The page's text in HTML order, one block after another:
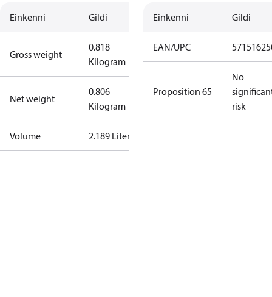
Einkenni Gildi
Gross weight
0.818
Kilogram
Net weight
0.806
Kilogram
Volume 2.189 Liter
Einkenni Gildi
EAN/UPC
Proposition 65
No
risk